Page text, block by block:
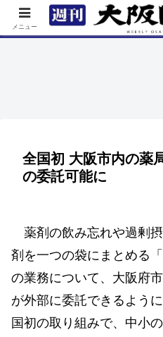
TOP 特集 ニュース
全国初 大阪市内の薬
の委託可能に
薬剤の飲み忘れや過剰
剤を一つの袋にまとめる
の業務について、大阪府
が外部に委託できるよう
国初の取り組みで、中小
メニュー